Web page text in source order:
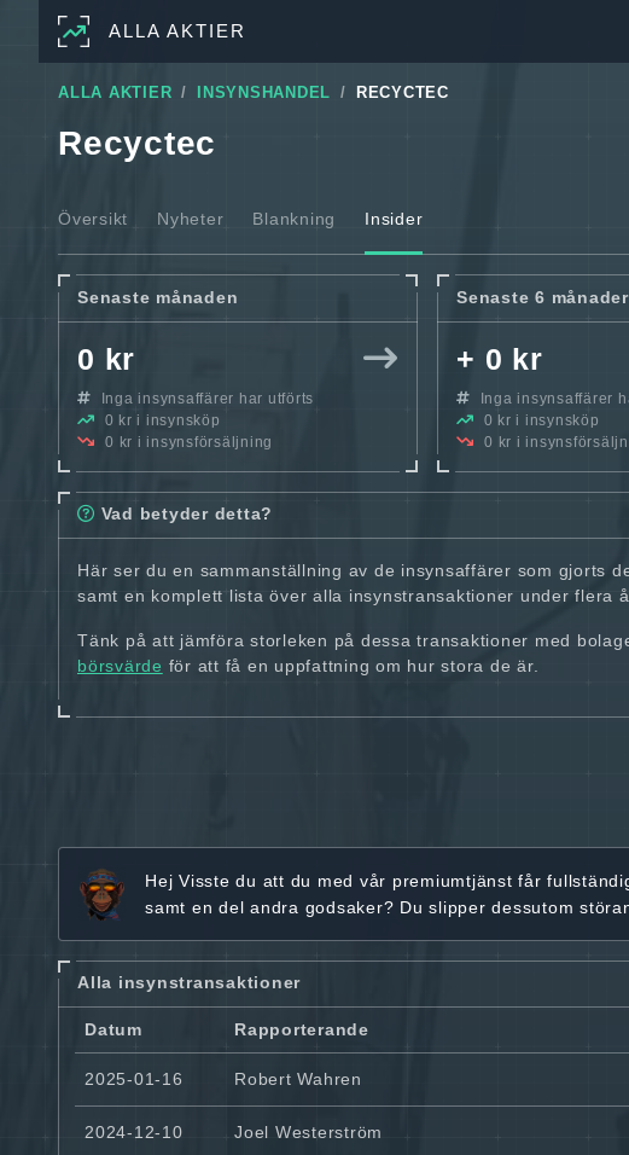
ALLA AKTIER
ALLA AKTIER INSYNSHANDEL RECYCTEC
Recyctec
Översikt Nyheter Blankning Insider
Senaste månaden
0 kr
Inga insynsaffärer har utförts
0 kr i insynsköp
0 kr i insynsförsäljning
Senaste 6
+ 0 kr
Inga insynsaffärer
0 kr i insynsköp
0 kr i
Vad betyder detta?
Här ser du en sammanställning av de insynsaffärer som gjorts
samt en komplett lista över alla insynstransaktioner under flera
Tänk på att jämföra storleken på dessa transaktioner med
börsvärde för att få en uppfattning om hur stora de är.
Hej Visste du att du med vår premiumtjänst får
samt en del andra godsaker? Du slipper dessutom
Alla insynstransaktioner
Datum Rapporterande
2025-01-16 Robert Wahren
2024-12-10 Joel Westerström